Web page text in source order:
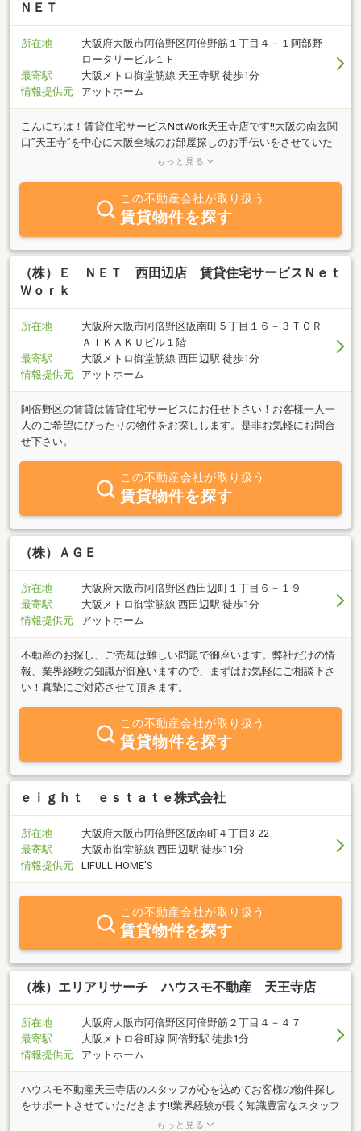
ＮＥＴ
所在地
大阪府大阪市阿倍野区阿倍野筋１丁目４－１阿部野
ロータリービル１Ｆ
最寄駅
大阪メトロ御堂筋線 天王寺駅 徒歩1分
情報提供元
アットホーム
こんにちは！賃貸住宅サービスNetWork天王寺店です!!大阪の南玄関
口”天王寺”を中心に大阪全域のお部屋探しのお手伝いをさせていた
だいております。新築、ペット、法人・社宅物件、保証金・敷金・
借家、特優賃物件、デザイナーズ、レオパレス物件、オフィス・店
舗など、特選物件を取扱しております。未公開物件多数！！直営店
約１１０店舗を展開中の賃貸住宅サービスグループが≪お客様に感
動を与えられるお部屋探し≫をモットーにサポートいたします。お
気軽にご相談くださいませ☆入居後も私たちの大切なお客様です。
もっと見る
この不動産会社が取り扱う
賃貸物件を探す
（株）Ｅ ＮＥＴ 西田辺店 賃貸住宅サービスＮｅｔ
Ｗｏｒｋ
所在地
大阪府大阪市阿倍野区阪南町５丁目１６－３ＴＯＲ
ＡＩＫＡＫＵビル１階
最寄駅
大阪メトロ御堂筋線 西田辺駅 徒歩1分
情報提供元
アットホーム
阿倍野区の賃貸は賃貸住宅サービスにお任せ下さい！お客様一人一
人のご希望にぴったりの物件をお探しします。是非お気軽にお問合
せ下さい。
この不動産会社が取り扱う
賃貸物件を探す
（株）ＡＧＥ
所在地
大阪府大阪市阿倍野区西田辺町１丁目６－１９
最寄駅
大阪メトロ御堂筋線 西田辺駅 徒歩1分
情報提供元
アットホーム
不動産のお探し、ご売却は難しい問題で御座います。弊社だけの情
報、業界経験の知識が御座いますので、まずはお気軽にご相談下さ
い！真摯にご対応させて頂きます。
この不動産会社が取り扱う
賃貸物件を探す
ｅｉｇｈｔ ｅｓｔａｔｅ株式会社
所在地
大阪府大阪市阿倍野区阪南町４丁目3-22
最寄駅
大阪市御堂筋線 西田辺駅 徒歩11分
情報提供元
LIFULL HOME'S
この不動産会社が取り扱う
賃貸物件を探す
（株）エリアリサーチ ハウスモ不動産 天王寺店
所在地
大阪府大阪市阿倍野区阿倍野筋２丁目４－４７
最寄駅
大阪メトロ谷町線 阿倍野駅 徒歩1分
情報提供元
アットホーム
ハウスモ不動産天王寺店のスタッフが心を込めてお客様の物件探し
をサポートさせていただきます!!業界経験が長く知識豊富なスタッフ
が在籍しており、お客様のニーズを最大限に引き出して1人1人に合
もっと見る